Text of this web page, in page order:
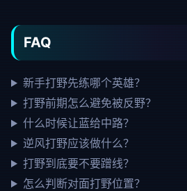
FAQ
新手打野先练哪个英雄？
打野前期怎么避免被反野？
什么时候让蓝给中路？
逆风打野应该做什么？
打野到底要不要蹭线？
怎么判断对面打野位置？